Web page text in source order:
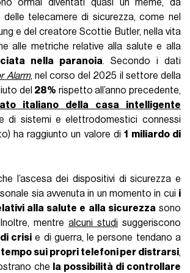
ormai diventati quasi un meme, da
telecamere di sicurezza, come nel
e del creatore Scottie Butler, nella vita
alle metriche relative alla salute e alla
nella paranoia. Secondo i dati
Alarm, nel corso del 2025 il settore della
del 28% rispetto all’anno precedente,
italiano della casa intelligente
di sistemi e elettrodomestici connessi
ha raggiunto un valore di1 miliardo di
l’ascesa dei dispositivi di sicurezza e
sia avvenuta in un momento in cui i
alla salute e alla sicurezzasono
mentre alcuni studi suggeriscono
crisi e di guerra, le persone tendano a
sui propri telefoni per distrarsi,
che
la possibilità di controllare